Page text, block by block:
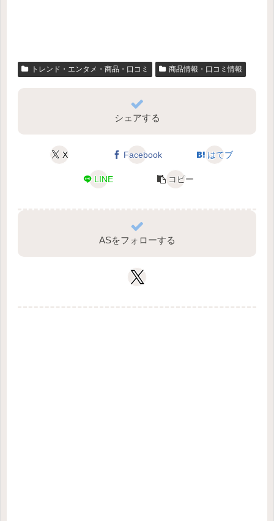
トレンド・エンタメ・商品・口コミ 商品情報・口コミ情報
シェアする
X Facebook はてブ
LINE コピー
ASをフォローする